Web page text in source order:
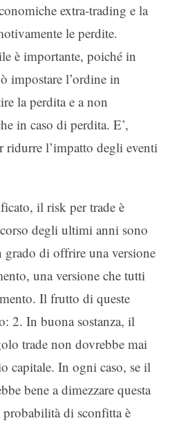
extra-trading e la
le perdite.
è importante, poiché in
impostare l’ordine in
la perdita e a non
in caso di perdita. E’,
ridurre l’impatto degli eventi
il risk per trade è
degli ultimi anni sono
grado di offrire una versione
una versione che tutti
Il frutto di queste
2. In buona sostanza, il
trade non dovrebbe mai
capitale. In ogni caso, se il
bene a dimezzare questa
di sconfitta è